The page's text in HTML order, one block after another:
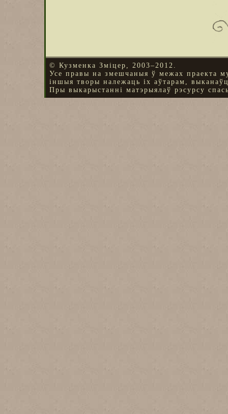
© Кузменка Зміцер, 2003–2012.
Усе правы на змешчаныя ў межах праекта
іншыя творы належаць іх аўтарам,
Пры выкарыстанні матэрыялаў рэсурсу